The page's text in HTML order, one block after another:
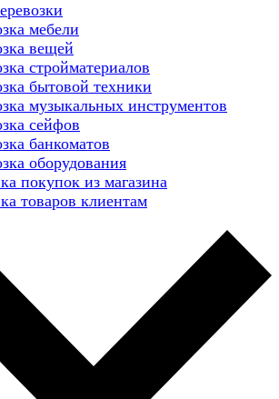
мебели
вещей
стройматериалов
бытовой техники
музыкальных инструментов
сейфов
банкоматов
оборудования
покупок из магазина
товаров клиентам